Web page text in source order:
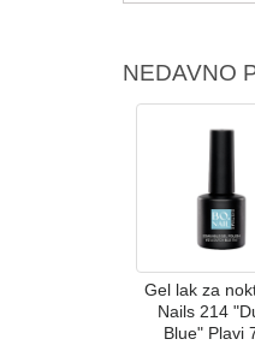
NEDAVNO
Gel lak za
Nails 214
Blue" Plavi